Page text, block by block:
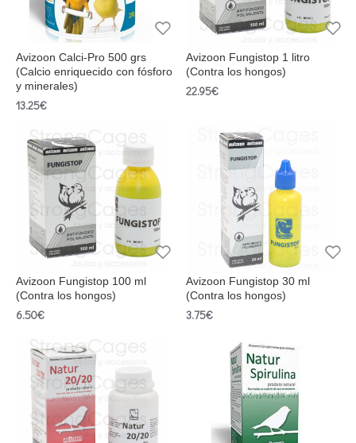
Avizoon Calci-Pro 500 grs
(Calcio enriquecido con fósforo
y minerales)
13.25€
Avizoon Fungistop 1 litro
(Contra los hongos)
22.95€
Avizoon Fungistop 100 ml
(Contra los hongos)
6.50€
Avizoon Fungistop 30 ml
(Contra los hongos)
3.75€